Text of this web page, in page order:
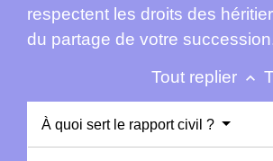
respectent les droits des
du partage de votre
Tout replier keyboard_arrow_up
À quoi sert le rapport civil ?